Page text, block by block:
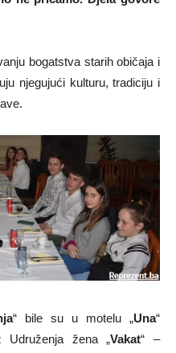
bogatstva starih običaja i
njegujući kulturu, tradiciju i
“ bile su u motelu „Una“
Udruženja žena „Vakat“ –